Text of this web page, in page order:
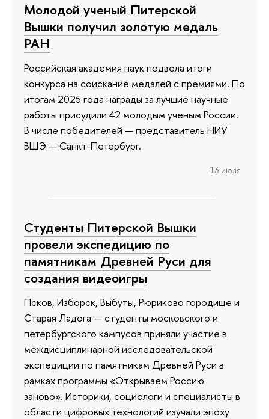
Молодой ученый Питерской
Вышки получил золотую медаль
РАН
Российская академия наук подвела итоги
конкурса на соискание медалей с премиями. По
итогам 2025 года награды за лучшие научные
работы присудили 42 молодым ученым России.
В числе победителей — представитель НИУ
ВШЭ — Санкт-Петербург.
13 июля
Студенты Питерской Вышки
провели экспедицию по
памятникам Древней Руси для
создания видеоигры
Псков, Изборск, Выбуты, Рюриково городище и
Старая Ладога — студенты московского и
петербургского кампусов приняли участие в
междисциплинарной исследовательской
экспедиции по памятникам Древней Руси в
рамках программы «Открываем Россию
заново». Историки, социологи и специалисты в
области цифровых технологий изучали эпоху